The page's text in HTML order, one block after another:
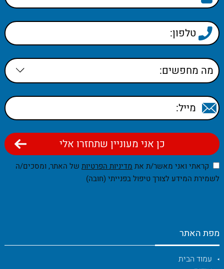
קראתי ואני מאשר/ת את מדיניות הפרטיותשל האתר, ומסכים/ה
לשמירת המידע לצורך טיפול בפנייתי (חובה)
מפת האתר
עמוד הבית